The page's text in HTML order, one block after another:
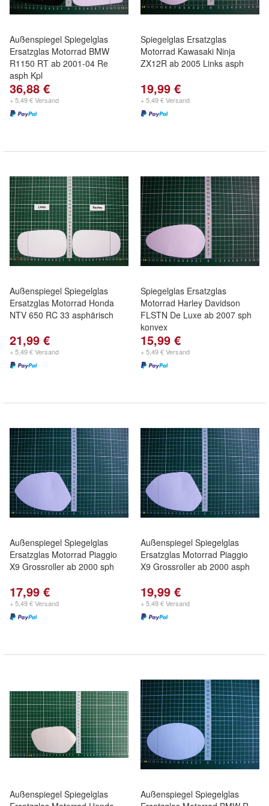
Außenspiegel Spiegelglas
Ersatzglas Motorrad BMW
R1150 RT ab 2001-04 Re
asph Kpl
36,88 €
+ 5,49 € Versand
Spiegelglas Ersatzglas
Motorrad Kawasaki Ninja
ZX12R ab 2005 Links asph
19,99 €
+ 5,49 € Versand
Außenspiegel Spiegelglas
Ersatzglas Motorrad Honda
NTV 650 RC 33 asphärisch
21,99 €
+ 5,49 € Versand
Spiegelglas Ersatzglas
Motorrad Harley Davidson
FLSTN De Luxe ab 2007 sph
konvex
15,99 €
+ 5,49 € Versand
Außenspiegel Spiegelglas
Ersatzglas Motorrad Piaggio
X9 Grossroller ab 2000 sph
17,99 €
+ 5,49 € Versand
Außenspiegel Spiegelglas
Ersatzglas Motorrad Piaggio
X9 Grossroller ab 2000 asph
19,99 €
+ 5,49 € Versand
Außenspiegel Spiegelglas
Außenspiegel Spiegelglas